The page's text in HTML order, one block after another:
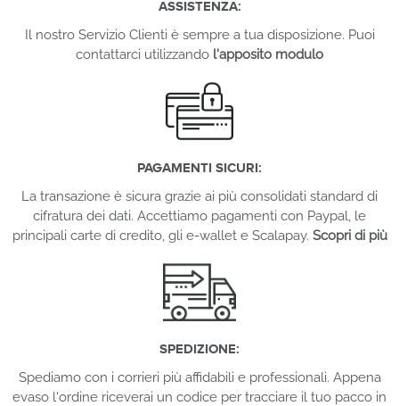
ASSISTENZA:
Il nostro Servizio Clienti è sempre a tua disposizione. Puoi
contattarci utilizzando l'apposito modulo
PAGAMENTI SICURI:
La transazione è sicura grazie ai più consolidati standard di
cifratura dei dati. Accettiamo pagamenti con Paypal, le
principali carte di credito, gli e-wallet e Scalapay. Scopri di più
SPEDIZIONE:
Spediamo con i corrieri più affidabili e professionali. Appena
evaso l'ordine riceverai un codice per tracciare il tuo pacco in